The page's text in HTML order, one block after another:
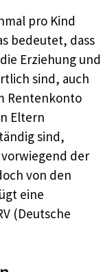
pro Kind
bedeutet, dass
Erziehung und
sind, auch
Rentenkonto
Eltern
sind,
der
von den
eine
(Deutsche